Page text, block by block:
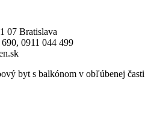
07 Bratislava
0911 044 499
byt s balkónom v obľúbenej časti